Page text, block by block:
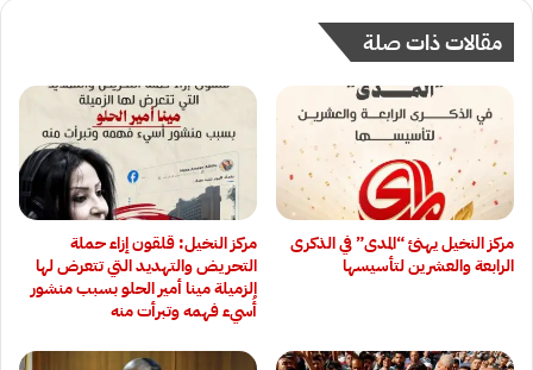
مقالات ذات صلة
مركز النخيل يهنئ “المدى” في الذكرى
الرابعة والعشرين لتأسيسها
مركز النخيل: قلقون إزاء حملة
التحريض والتهديد التي تتعرض لها
الزميلة مينا أمير الحلو بسبب منشور
أُسيء فهمه وتبرأت منه